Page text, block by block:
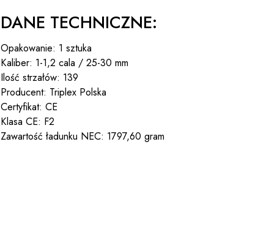
DANE TECHNICZNE:
Opakowanie: 1 sztuka
Kaliber: 1-1,2 cala / 25-30 mm
Ilość strzałów: 139
Producent: Triplex Polska
Certyfikat: CE
Klasa CE: F2
Zawartość ładunku NEC: 1797,60 gram